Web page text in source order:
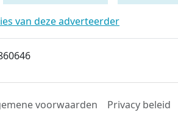
van deze adverteerder
voorwaarden Privacy beleid